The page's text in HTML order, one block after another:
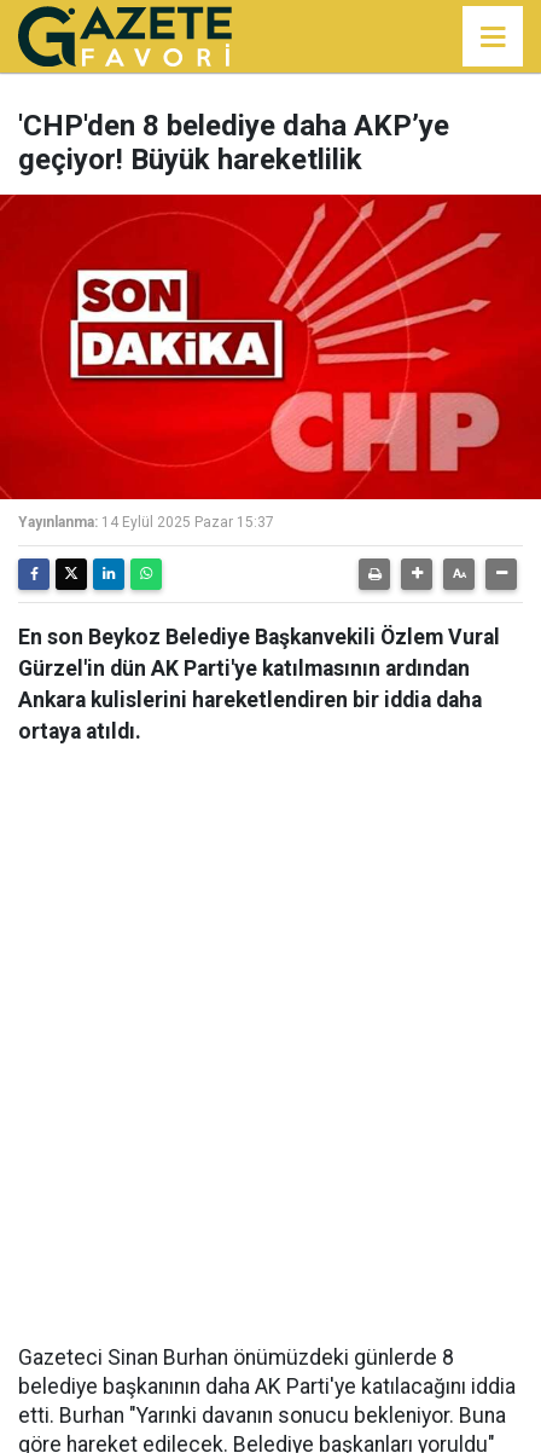
'CHP'den 8 belediye daha AKP’ye
geçiyor! Büyük hareketlilik
Yayınlanma: 14 Eylül 2025 Pazar 15:37
En son Beykoz Belediye Başkanvekili Özlem Vural
Gürzel'in dün AK Parti'ye katılmasının ardından
Ankara kulislerini hareketlendiren bir iddia daha
ortaya atıldı.
Gazeteci Sinan Burhan önümüzdeki günlerde 8
belediye başkanının daha AK Parti'ye katılacağını iddia
etti. Burhan "Yarınki davanın sonucu bekleniyor. Buna
göre hareket edilecek. Belediye başkanları yoruldu"